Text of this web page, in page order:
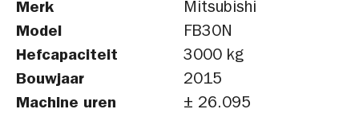
Merk
Mitsubishi
Model
FB30N
Hefcapaciteit
3000 kg
Bouwjaar
2015
Machine uren
± 26.095